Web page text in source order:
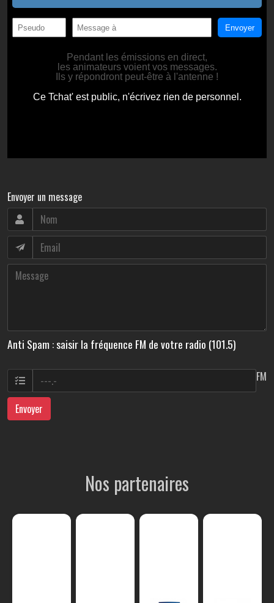
Envoyer un message
Anti Spam : saisir la fréquence FM de votre radio (101.5)
FM
Envoyer
Nos partenaires